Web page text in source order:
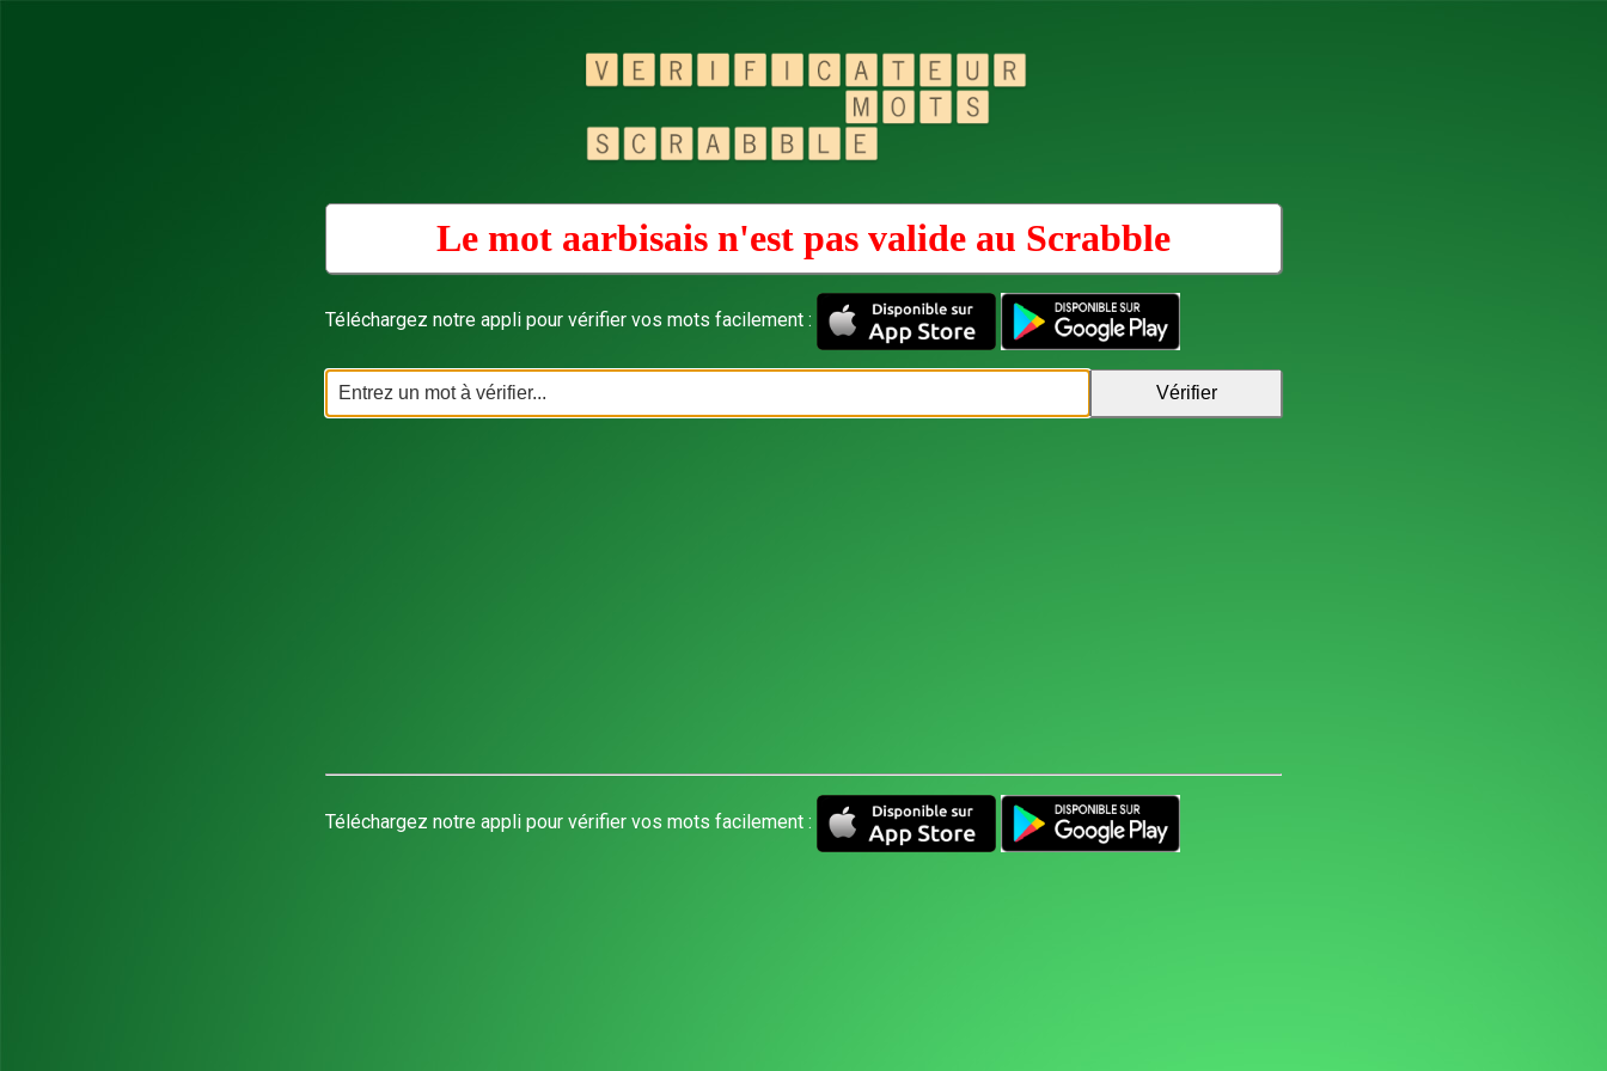
Le mot aarbisais n'est pas valide au Scrabble
Téléchargez notre appli pour vérifier vos mots facilement :
Téléchargez notre appli pour vérifier vos mots facilement :